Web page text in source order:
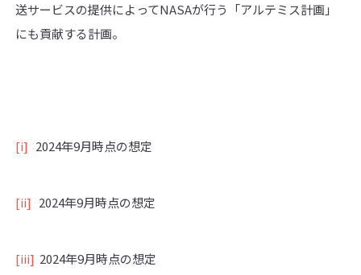
送サービスの提供によってNASAが行う「アルテミス計画」
にも貢献する計画。
[i] 2024年9月時点の想定
[ii] 2024年9月時点の想定
[iii] 2024年9月時点の想定